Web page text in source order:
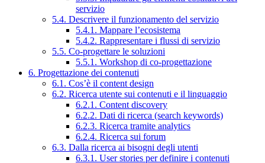
servizio
5.4. Descrivere il funzionamento del servizio
5.4.1. Mappare l’ecosistema
5.4.2. Rappresentare i flussi di servizio
5.5. Co-progettare le soluzioni
5.5.1. Workshop di co-progettazione
6. Progettazione dei contenuti
6.1. Cos’è il content design
6.2. Ricerca utente sui contenuti e il linguaggio
6.2.1. Content discovery
6.2.2. Dati di ricerca (search keywords)
6.2.3. Ricerca tramite analytics
6.2.4. Ricerca sui forum
6.3. Dalla ricerca ai bisogni degli utenti
6.3.1. User stories per definire i contenuti